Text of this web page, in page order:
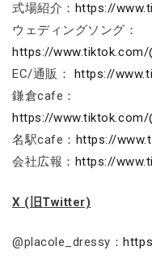
式場紹介： https://
ウェディングソング：
https://www.tiktok.com/
EC/通販： https://
鎌倉cafe：
https://www.tiktok.com/
名駅cafe： https://
会社広報： https://
X (旧Twitter)
@placole_dressy：